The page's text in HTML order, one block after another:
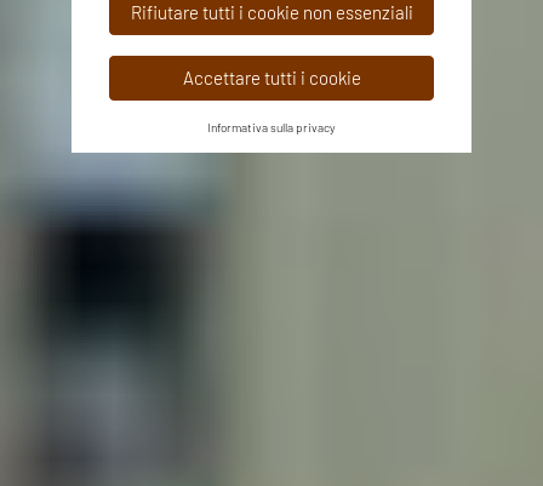
Rifiutare tutti i cookie non essenziali
Accettare tutti i cookie
Informativa sulla privacy